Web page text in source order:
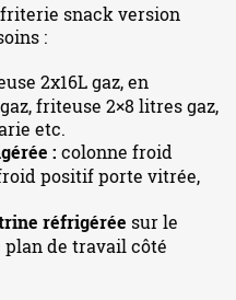
snack version
:
2x16L gaz, en
friteuse 2×8 litres gaz,
etc.
: colonne froid
positif porte vitrée,
réfrigérée sur le
de travail côté